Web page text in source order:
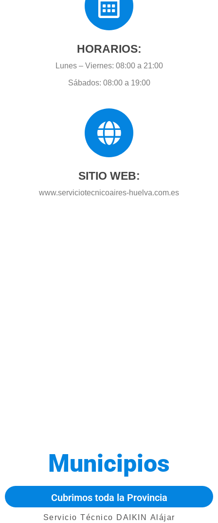
HORARIOS:
Lunes – Viernes: 08:00 a 21:00
Sábados: 08:00 a 19:00
SITIO WEB:
www.serviciotecnicoaires-huelva.com.es
Municipios
Cubrimos toda la Provincia
Servicio Técnico DAIKIN Alájar